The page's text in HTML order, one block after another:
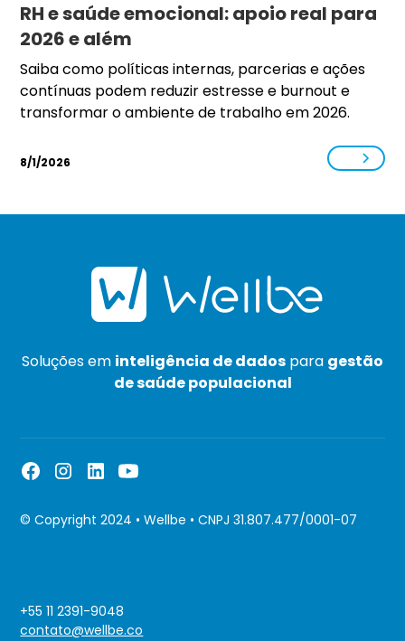
RH e saúde emocional: apoio real para
2026 e além
Saiba como políticas internas, parcerias e ações
contínuas podem reduzir estresse e burnout e
transformar o ambiente de trabalho em 2026.
8/1/2026
Soluções em inteligência de dados para gestão
de saúde populacional
© Copyright 2024 • Wellbe • CNPJ 31.807.477/0001-07
+55 11 2391-9048
contato@wellbe.co